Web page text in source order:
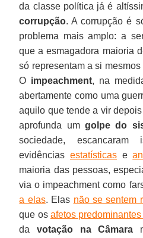
da classe política já é
corrupção. A corrupção é
problema mais amplo: a
que a esmagadora maioria
só representam a si
O impeachment, na
abertamente como uma
aquilo que tende a vir
aprofunda umgolpe do
sociedade,
evidênciasestatísticas e
maioria das pessoas,
via o impeachment como
a elas. Elas não se sentem
que os afetos
davotação na Câmara